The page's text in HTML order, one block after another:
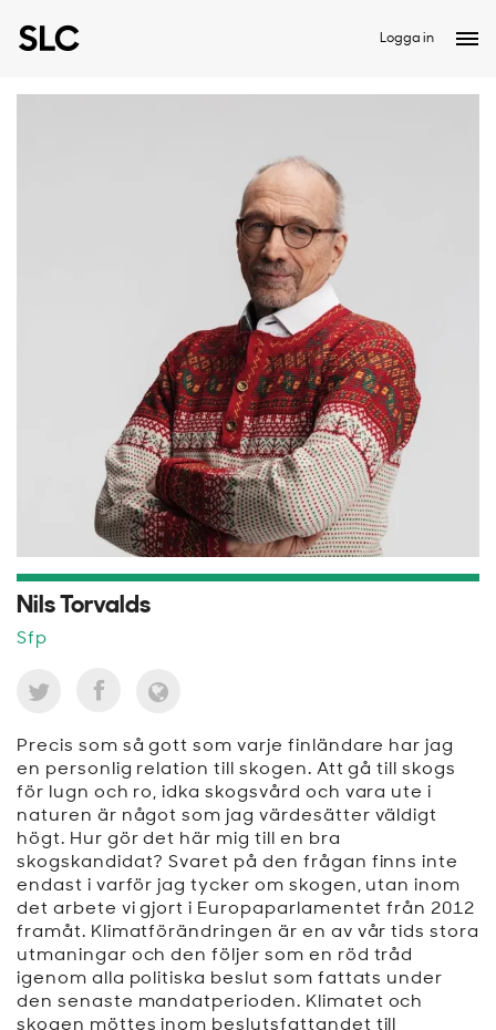
Logga in
Nils Torvalds
Sfp
Precis som så gott som varje finländare har jag
en personlig relation till skogen. Att gå till skogs
för lugn och ro, idka skogsvård och vara ute i
naturen är något som jag värdesätter väldigt
högt. Hur gör det här mig till en bra
skogskandidat? Svaret på den frågan finns inte
endast i varför jag tycker om skogen, utan inom
det arbete vi gjort i Europaparlamentet från 2012
framåt. Klimatförändringen är en av vår tids stora
utmaningar och den följer som en röd tråd
igenom alla politiska beslut som fattats under
den senaste mandatperioden. Klimatet och
skogen möttes inom beslutsfattandet till